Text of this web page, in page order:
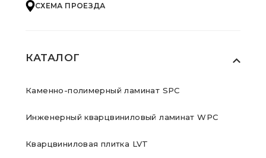
КАТАЛОГ
Каменно-полимерный ламинат SPC
Инженерный кварцвиниловый ламинат WPC
Кварцвиниловая плитка LVT
СХЕМА ПРОЕЗДА